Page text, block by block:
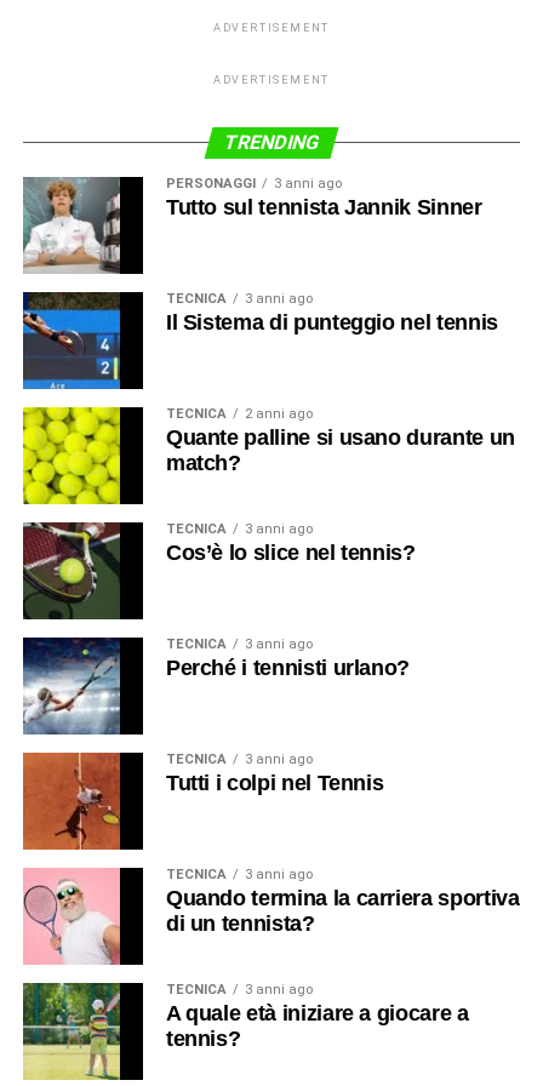
ADVERTISEMENT
ADVERTISEMENT
TRENDING
PERSONAGGI 3 anni ago
Tutto sul tennista Jannik Sinner
TECNICA 3 anni ago
Il Sistema di punteggio nel tennis
TECNICA 2 anni ago
Quante palline si usano durante un
match?
TECNICA 3 anni ago
Cos’è lo slice nel tennis?
TECNICA 3 anni ago
Perché i tennisti urlano?
TECNICA 3 anni ago
Tutti i colpi nel Tennis
TECNICA 3 anni ago
Quando termina la carriera sportiva
di un tennista?
TECNICA 3 anni ago
A quale età iniziare a giocare a
tennis?